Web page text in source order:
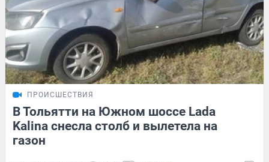
ПРОИСШЕСТВИЯ
В Тольятти на Южном шоссе Lada
Kalina снесла столб и вылетела на
газон